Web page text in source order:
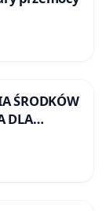
ŚRODKÓW
DLA